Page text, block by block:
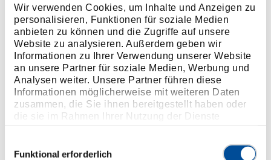
Wir verwenden Cookies, um Inhalte und Anzeigen zu
personalisieren, Funktionen für soziale Medien
anbieten zu können und die Zugriffe auf unsere
Website zu analysieren. Außerdem geben wir
Informationen zu Ihrer Verwendung unserer Website
an unsere Partner für soziale Medien, Werbung und
Analysen weiter. Unsere Partner führen diese
Informationen möglicherweise mit weiteren Daten
zusammen, die Sie ihnen bereitgestellt haben oder
die sie im Rahmen Ihrer Nutzung der Dienste
gesammelt haben. Unsere vollständige
Funktional erforderlich
Produktlinie EAN4010886863824
Produktbeschreibung
Ausführung nach DIN 7422
Innenvierkantantrieb nach DIN 3120 - D 20, ISO
1174, mit Stiftsicherung
Mit eingepresstem Stift aus GEDORE Vanadium-